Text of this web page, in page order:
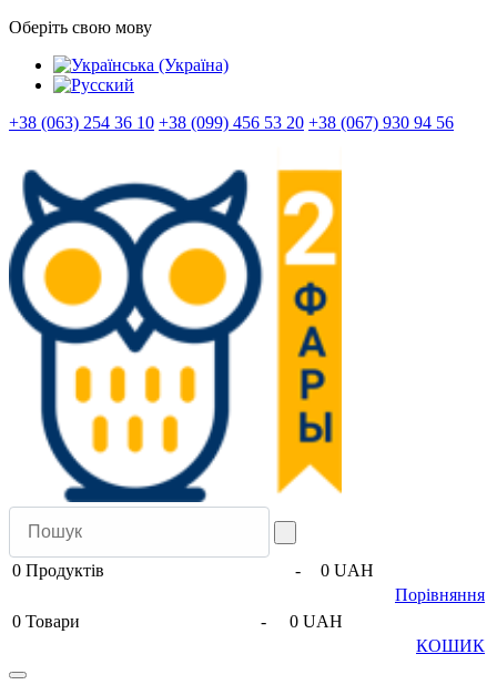
Оберіть свою мову
+38 (063) 254 36 10 +38 (099) 456 53 20 +38 (067) 930 94 56
0 Продуктів -
0 UAH
Порівняння
0 Товари -
0 UAH
КОШИК